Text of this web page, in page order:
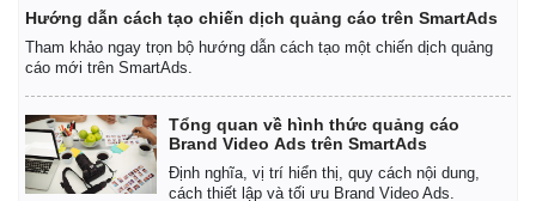
Hướng dẫn cách tạo chiến dịch quảng cáo trên SmartAds
Tham khảo ngay trọn bộ hướng dẫn cách tạo một chiến dịch quảng
cáo mới trên SmartAds.
Tổng quan về hình thức quảng cáo
Brand Video Ads trên SmartAds
Định nghĩa, vị trí hiển thị, quy cách nội dung,
cách thiết lập và tối ưu Brand Video Ads.